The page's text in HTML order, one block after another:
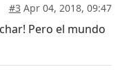
#3 Apr 04, 2018, 09:47
Pero el mundo